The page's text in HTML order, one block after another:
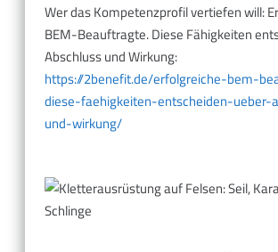
Wer das Kompetenzprofil vertiefen will:
BEM-Beauftragte. Diese Fähigkeiten
Abschluss und Wirkung:
https://2benefit.de/erfolgreiche-bem-
diese-faehigkeiten-entscheiden-ueber-
und-wirkung/